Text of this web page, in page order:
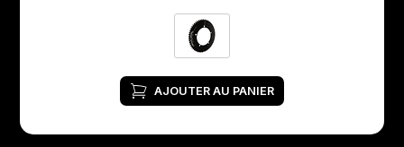
AJOUTER AU PANIER